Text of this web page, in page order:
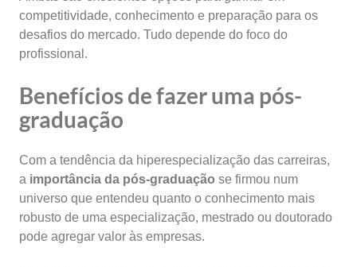
competitividade, conhecimento e preparação para os
desafios do mercado. Tudo depende do foco do
profissional.
Benefícios de fazer uma pós-
graduação
Com a tendência da hiperespecialização das carreiras,
a importância da pós-graduação se firmou num
universo que entendeu quanto o conhecimento mais
robusto de uma especialização, mestrado ou doutorado
pode agregar valor às empresas.